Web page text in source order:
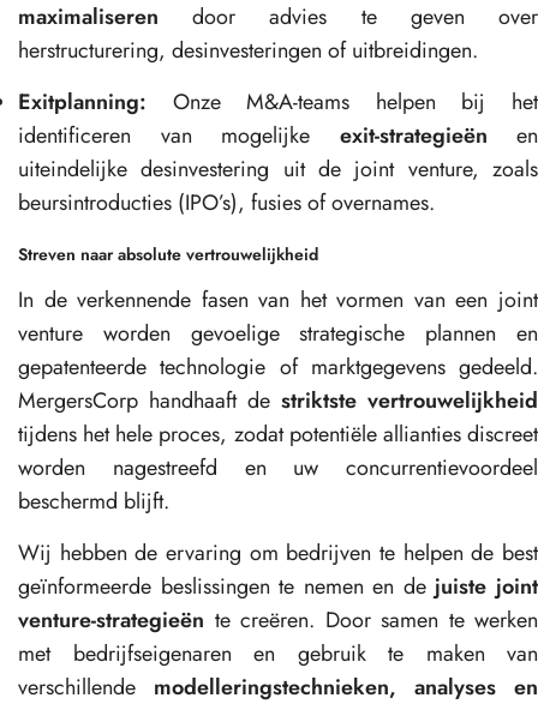
maximaliseren door advies te geven over
herstructurering, desinvesteringen of uitbreidingen.
Exitplanning: Onze M&A-teams helpen bij het
identificeren van mogelijke exit-strategieën en
uiteindelijke desinvestering uit de joint venture, zoals
beursintroducties (IPO’s), fusies of overnames.
Streven naar absolute vertrouwelijkheid
In de verkennende fasen van het vormen van een joint
venture worden gevoelige strategische plannen en
gepatenteerde technologie of marktgegevens gedeeld.
MergersCorp handhaaft de striktste vertrouwelijkheid
tijdens het hele proces, zodat potentiële allianties discreet
worden nagestreefd en uw concurrentievoordeel
beschermd blijft.
Wij hebben de ervaring om bedrijven te helpen de best
geïnformeerde beslissingen te nemen en de juiste joint
venture-strategieën te creëren. Door samen te werken
met bedrijfseigenaren en gebruik te maken van
verschillende modelleringstechnieken, analyses en